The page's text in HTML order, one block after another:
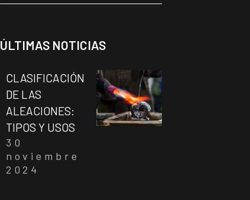
ÚLTIMAS NOTICIAS
CLASIFICACIÓN
DE LAS
ALEACIONES:
TIPOS Y USOS
30
noviembre
2024